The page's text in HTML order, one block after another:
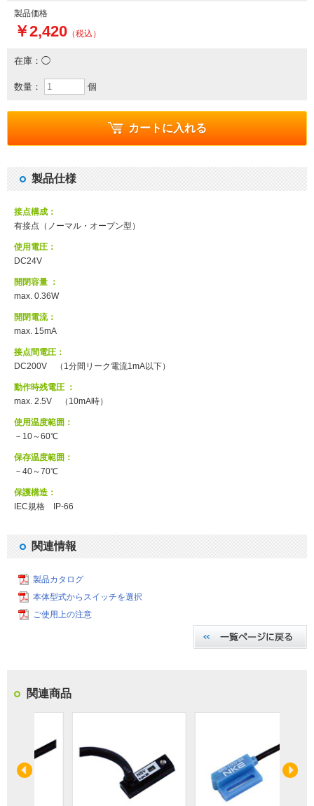
製品価格
￥2,420 （税込）
在庫：◯
数量： 個
カートに入れる
製品仕様
接点構成：
有接点（ノーマル・オープン型）
使用電圧：
DC24V
開閉容量 ：
max. 0.36W
開閉電流：
max. 15mA
接点間電圧：
DC200V （1分間リーク電流1mA以下）
動作時残電圧 ：
max. 2.5V （10mA時）
使用温度範囲：
－10～60℃
保存温度範囲：
－40～70℃
保護構造：
IEC規格 IP-66
関連情報
製品カタログ
本体型式からスイッチを選択
ご使用上の注意
関連商品